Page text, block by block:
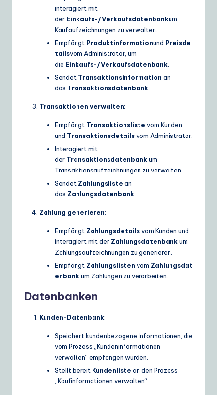
interagiert mit
der Einkaufs-/Verkaufsdatenbankum
Kaufaufzeichnungen zu verwalten.
Empfängt Produktinformationund Preisde
tailsvom Administrator, um
die Einkaufs-/Verkaufsdatenbank
Sendet Transaktionsinformation an
das Transaktionsdatenbank
Transaktionen verwalten:
Empfängt Transaktionsliste vom Kunden
und Transaktionsdetailsvom Administrator.
Interagiert mit
der Transaktionsdatenbankum
Transaktionsaufzeichnungen zu verwalten.
Sendet Zahlungsliste an
das Zahlungsdatenbank.
Zahlung generieren:
Empfängt Zahlungsdetailsvom Kunden und
interagiert mit der Zahlungsdatenbankum
Zahlungsaufzeichnungen zu generieren.
Empfängt Zahlungslisten vom Zahlungsdat
enbankum Zahlungen zu verarbeiten.
Datenbanken
Kunden-Datenbank:
Speichert kundenbezogene Informationen, die
vom Prozess „Kundeninformationen
verwalten“ empfangen wurden.
Stellt bereit Kundenliste an den Prozess
„Kaufinformationen verwalten“.